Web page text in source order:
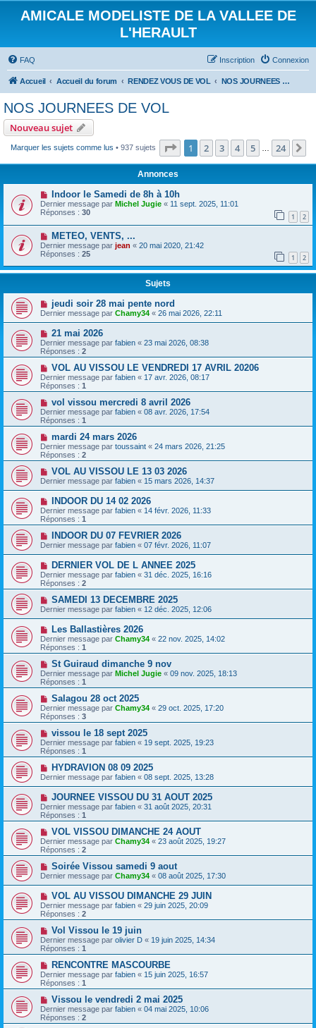
AMICALE MODELISTE DE LA VALLEE DE
L'HERAULT
FAQ Connexion
Inscription
Accueil Accueil du forum RENDEZ VOUS DE VOL NOS JOURNEES DE VOL
NOS JOURNEES DE VOL
Nouveau sujet
Marquer les sujets comme lus • 937 sujets Page 1sur24
1 2 3 4 5 24
Annonces
Indoor le Samedi de 8h à 10h
Dernier message par Michel Jugie « 11 sept. 2025, 11:01
Réponses : 30 1 2
METEO, VENTS, ...
Dernier message par jean « 20 mai 2020, 21:42
Réponses : 25 1 2
Sujets
jeudi soir 28 mai pente nord
Dernier message par Chamy34 « 26 mai 2026, 22:11
21 mai 2026
Dernier message par fabien « 23 mai 2026, 08:38
Réponses : 2
VOL AU VISSOU LE VENDREDI 17 AVRIL 20206
Dernier message par fabien « 17 avr. 2026, 08:17
Réponses : 1
vol vissou mercredi 8 avril 2026
Dernier message par fabien « 08 avr. 2026, 17:54
Réponses : 1
mardi 24 mars 2026
Dernier message par toussaint « 24 mars 2026, 21:25
Réponses : 2
VOL AU VISSOU LE 13 03 2026
Dernier message par fabien « 15 mars 2026, 14:37
INDOOR DU 14 02 2026
Dernier message par fabien « 14 févr. 2026, 11:33
Réponses : 1
INDOOR DU 07 FEVRIER 2026
Dernier message par fabien « 07 févr. 2026, 11:07
DERNIER VOL DE L ANNEE 2025
Dernier message par fabien « 31 déc. 2025, 16:16
Réponses : 2
SAMEDI 13 DECEMBRE 2025
Dernier message par fabien « 12 déc. 2025, 12:06
Les Ballastières 2026
Dernier message par Chamy34 « 22 nov. 2025, 14:02
Réponses : 1
St Guiraud dimanche 9 nov
Dernier message par Michel Jugie « 09 nov. 2025, 18:13
Réponses : 1
Salagou 28 oct 2025
Dernier message par Chamy34 « 29 oct. 2025, 17:20
Réponses : 3
vissou le 18 sept 2025
Dernier message par fabien « 19 sept. 2025, 19:23
Réponses : 1
HYDRAVION 08 09 2025
Dernier message par fabien « 08 sept. 2025, 13:28
JOURNEE VISSOU DU 31 AOUT 2025
Dernier message par fabien « 31 août 2025, 20:31
Réponses : 1
VOL VISSOU DIMANCHE 24 AOUT
Dernier message par Chamy34 « 23 août 2025, 19:27
Réponses : 2
Soirée Vissou samedi 9 aout
Dernier message par Chamy34 « 08 août 2025, 17:30
VOL AU VISSOU DIMANCHE 29 JUIN
Dernier message par fabien « 29 juin 2025, 20:09
Réponses : 2
Vol Vissou le 19 juin
Dernier message par olivier D « 19 juin 2025, 14:34
Réponses : 1
RENCONTRE MASCOURBE
Dernier message par fabien « 15 juin 2025, 16:57
Réponses : 1
Vissou le vendredi 2 mai 2025
Dernier message par fabien « 04 mai 2025, 10:06
Réponses : 2